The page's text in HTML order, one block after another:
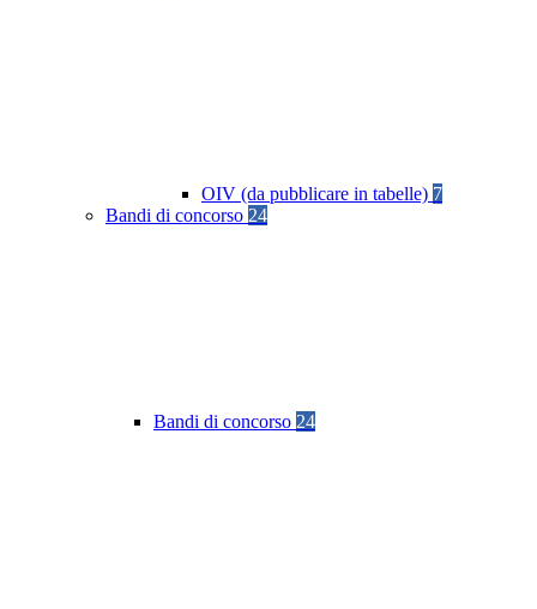
OIV (da pubblicare in tabelle) 7
Bandi di concorso 24
Bandi di concorso 24